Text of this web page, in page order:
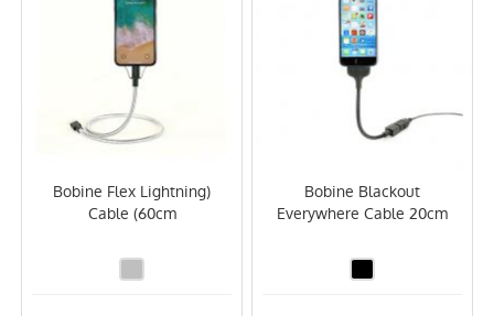
MacBook Pro 15 Retina
Bobine Blackout
Everywhere Cable 20cm
(Bobine Flex Lightning
Cable (60cm